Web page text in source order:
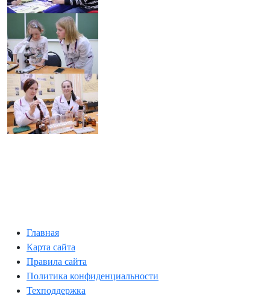
Главная
Карта сайта
Правила сайта
Политика конфиденциальности
Техподдержка